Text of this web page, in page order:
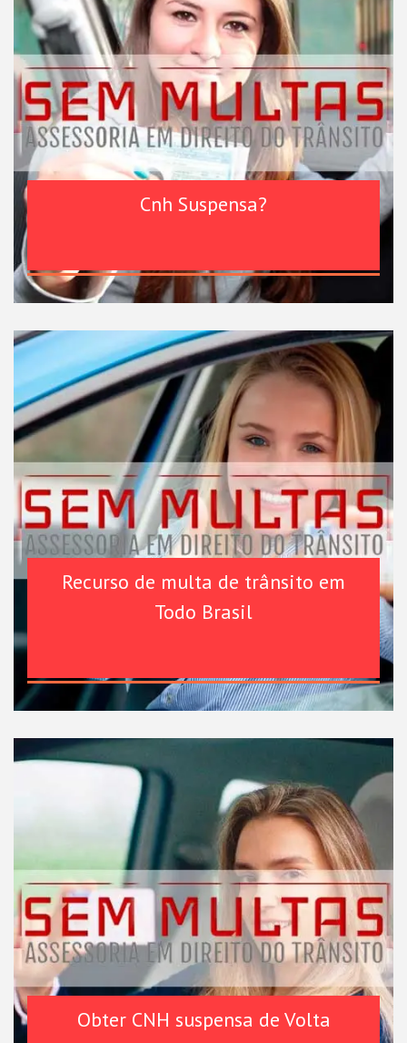
Cnh Suspensa?
Recurso de multa de trânsito em
Todo Brasil
Obter CNH suspensa de Volta